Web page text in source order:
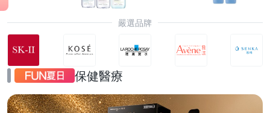
嚴選品牌
保健醫療